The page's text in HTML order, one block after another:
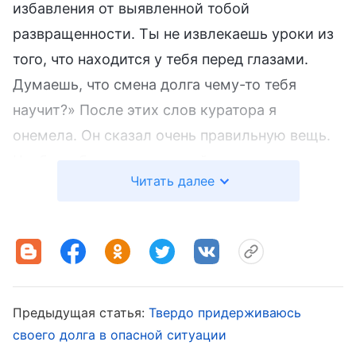
избавления от выявленной тобой
развращенности. Ты не извлекаешь уроки из
того, что находится у тебя перед глазами.
Думаешь, что смена долга чему-то тебя
научит?» После этих слов куратора я
онемела. Он сказал очень правильную вещь.
мне нужно сосредоточиться на извлечении
Позже я прочитала такие Божьи слова:
человек, находятся в словах Божьих и
являются самыми благодатными и
Читать далее
Предыдущая статья: Твердо придерживаюсь
своего долга в опасной ситуации